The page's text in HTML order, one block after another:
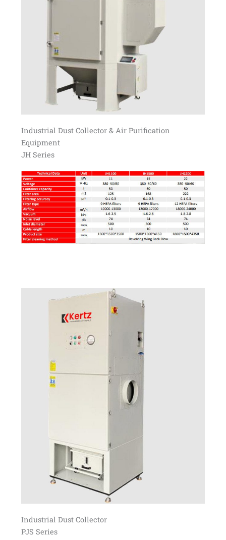
Industrial Dust Collector & Air Purification
Equipment
JH Series
Industrial Dust Collector
PJS Series